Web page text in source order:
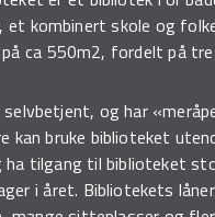
et kombinert skole og
ca 550m2, fordelt på
og har
kan bruke biblioteket
ha tilgang til biblioteket
i året. Bibliotekets